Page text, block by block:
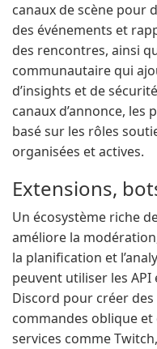
canaux de scène pour
des événements et
des rencontres, ainsi
communautaire qui
d’insights et de
canaux d’annonce, les
basé sur les rôles
organisées et actives.
Extensions,
Un écosystème riche
améliore la
la planification et
peuvent utiliser les
Discord pour créer
commandes oblique
services comme